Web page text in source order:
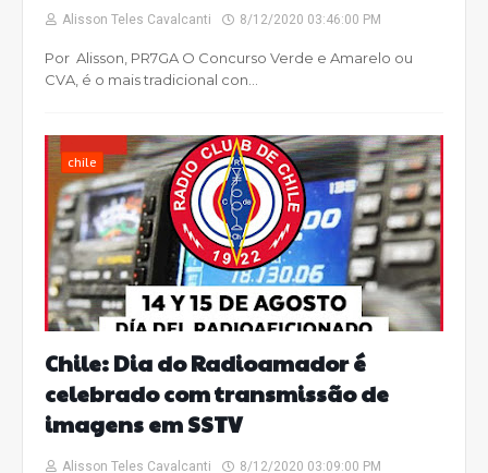
Alisson Teles Cavalcanti 8/12/2020 03:46:00 PM
Por Alisson, PR7GA O Concurso Verde e Amarelo ou
CVA, é o mais tradicional con…
chile
Chile: Dia do Radioamador é
celebrado com transmissão de
imagens em SSTV
Alisson Teles Cavalcanti 8/12/2020 03:09:00 PM